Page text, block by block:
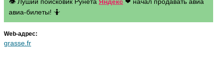
авиа-билеты! 🤷
Web-адрес:
grasse.fr